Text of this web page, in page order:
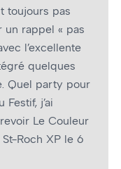
toujours pas
un rappel « pas
l’excellente
quelques
Quel party pour
j’ai
Le Couleur
Roch XP le 6